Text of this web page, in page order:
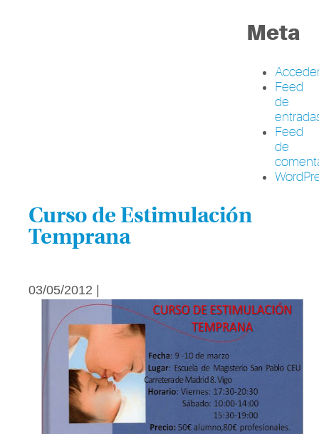
Meta
Feed
de
Feed
de
Curso de Estimulación
Temprana
03/05/2012 |